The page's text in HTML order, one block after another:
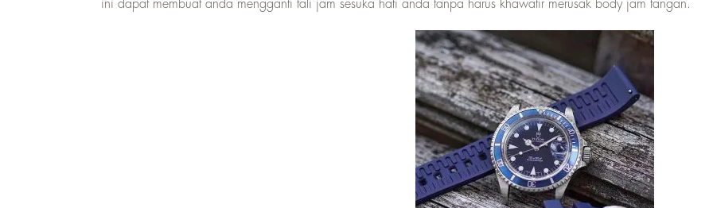
ini dapat membuat anda mengganti tali jam sesuka hati anda tanpa harus khawatir merusak body jam tangan.